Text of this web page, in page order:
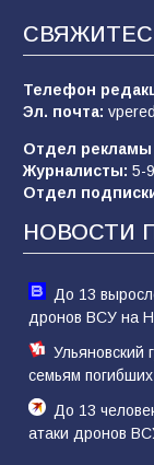
В
состоялось
сказку,
65
Телефон
Эл. почта:
Отдел
Журналисты: 5-
Отдел
НОВОСТИ
До 13
дронов ВСУ на
Ульяновский
семьям
До 13
атаки дронов